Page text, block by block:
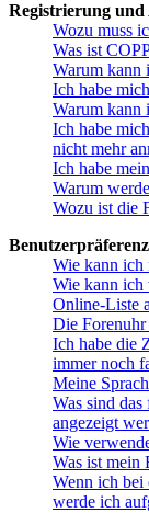
Registrierung und
Wozu muss
Was ist
Warum kann
Ich habe
Warum kann
Ich habe
nicht mehr
Ich habe
Warum
Wozu ist die
Wie kann ich
Wie kann ich
Online-Liste
Die
Ich habe die
immer noch
Meine
Was sind
angezeigt
Wie
Was ist mein
Wenn ich
werde ich